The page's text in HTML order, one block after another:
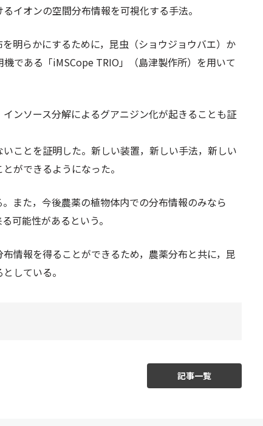
イオンの空間分布情報を可視化する手法。
明らかにするために，昆虫（ショウジョウバエ）か
である「iMSCope TRIO」（島津製作所）を用いて
ンソース分解によるグアニジン化が起きることも証
ことを証明した。新しい装置，新しい手法，新しい
ができるようになった。
また，今後農薬の植物体内での分布情報のみなら
可能性があるという。
情報を得ることができるため，農薬分布と共に，昆
している。
記事一覧